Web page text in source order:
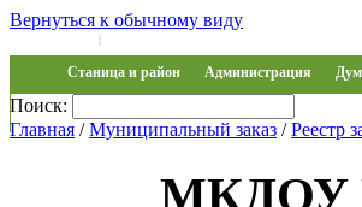
Вернуться к обычному виду
|
Станица и район Администрация
Обращения
Поиск:
Главная /Муниципальный заказ /Реестр
МКДОУ